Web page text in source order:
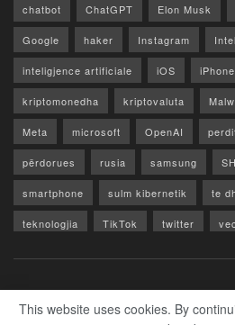
chatbot ChatGPT Elon Musk
Google haker Instagram
inteligjence artificiale iOS iPhone
kriptomonedha kriptovaluta
Meta microsoft OpenAI
përdorues rusia samsung
smartphone sulm kibernetik te
teknologjia TikTok twitter
This website uses cookies. By